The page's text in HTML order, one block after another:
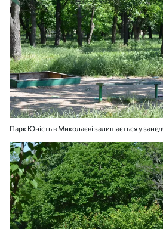
Парк Юність в Миколаєві залишається у